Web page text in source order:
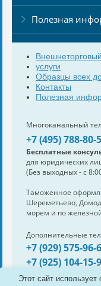
Этот сайт
Полезная
услуги
Образцы всех
Контакты
Полезная
Многоканальный
+7 (495) 788-80-
Бесплатные
для юридических
(Без выходных - с
Таможенное
Шереметьево,
морем и по
Дополнительные
+7 (929) 575-96-
+7 (925) 104-15-
Также нам можно